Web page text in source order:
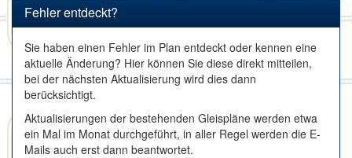
Fehler entdeckt?
Sie haben einen Fehler im Plan entdeckt oder kennen eine
aktuelle Änderung? Hier können Sie diese direkt mitteilen,
bei der nächsten Aktualisierung wird dies dann
berücksichtigt.
Aktualisierungen der bestehenden Gleispläne werden etwa
ein Mal im Monat durchgeführt, in aller Regel werden die E-
Mails auch erst dann beantwortet.